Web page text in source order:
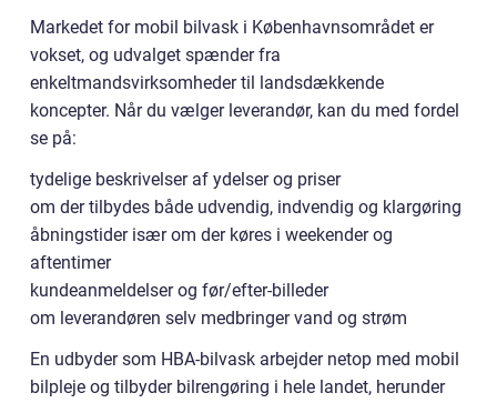
Markedet for mobil bilvask i Københavnsområdet er
vokset, og udvalget spænder fra
enkeltmandsvirksomheder til landsdækkende
koncepter. Når du vælger leverandør, kan du med fordel
se på:
tydelige beskrivelser af ydelser og priser
om der tilbydes både udvendig, indvendig og klargøring
åbningstider især om der køres i weekender og
aftentimer
kundeanmeldelser og før/efter-billeder
om leverandøren selv medbringer vand og strøm
En udbyder som HBA-bilvask arbejder netop med mobil
bilpleje og tilbyder bilrengøring i hele landet, herunder